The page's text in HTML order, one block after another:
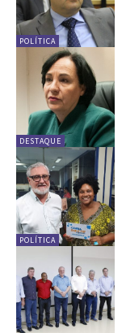
POLÍTICA
DESTAQUE
POLÍTICA